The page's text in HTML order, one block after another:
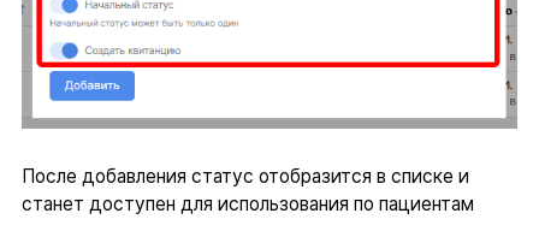
После добавления статус отобразится в списке и
станет доступен для использования по пациентам